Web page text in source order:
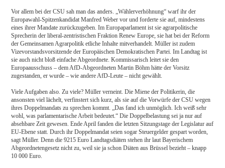
Vor allem bei der CSU sah man das anders. „Wählerverhöhnung“ warf ihr der
Europawahl-Spitzenkandidat Manfred Weber vor und forderte sie auf, mindestens
eines ihrer Mandate zurückzugeben. Im Europaparlament ist sie agrarpolitische
Sprecherin der liberal-zentristischen Fraktion Renew Europe, sie hat bei der Reform
der Gemeinsamen Agrarpolitik etliche Inhalte mitverhandelt. Müller ist zudem
Vizevorstandsvorsitzende der Europäischen Demokratischen Partei. Im Landtag ist
sie auch nicht bloß einfache Abgeordnete. Kommissarisch leitet sie den
Europaausschuss – dem AfD-Abgeordneten Martin Böhm hätte der Vorsitz
zugestanden, er wurde – wie andere AfD-Leute – nicht gewählt.
Viele Aufgaben also. Zu viele? Müller verneint. Die Miene der Politikerin, die
ansonsten viel lächelt, verfinstert sich kurz, als sie auf die Vorwürfe der CSU wegen
ihres Doppelmandats zu sprechen kommt. „Das fand ich unmöglich. Ich weiß sehr
wohl, was parlamentarische Arbeit bedeutet.“ Die Doppelbelastung sei ja nur auf
absehbare Zeit gewesen. Ende April fanden die letzten Sitzungstage der Legislatur auf
EU-Ebene statt. Durch ihr Doppelmandat seien sogar Steuergelder gespart worden,
sagt Müller. Denn die 9215 Euro Landtagsdiäten stehen ihr laut Bayerischem
Abgeordnetengesetz nicht zu, weil sie ja schon Diäten aus Brüssel bezieht – knapp
10 000 Euro.